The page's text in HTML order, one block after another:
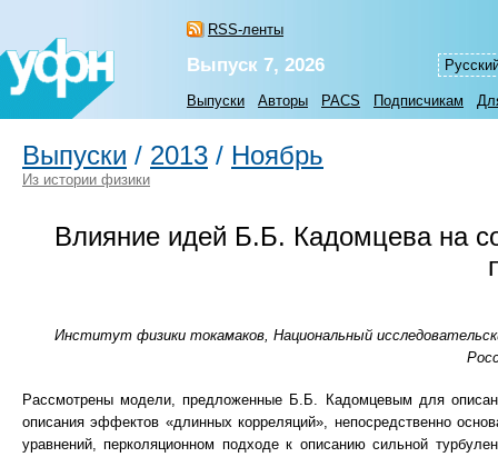
RSS-ленты
Выпуск 7, 2026
Выпуски Авторы PACS Подписчикам
Выпуски / 2013 / Ноябрь
Из истории физики
Влияние идей Б.Б. Кадомцева на
Институт физики токамаков, Национальный
Рассмотрены модели, предложенные Б.Б. Кадомцевым для
описания эффектов «длинных корреляций», непосредственно
уравнений, перколяционном подходе к описанию сильной